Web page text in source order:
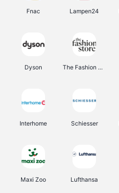
Fnac Lampen24
Dyson The Fashion Store
Interhome Schiesser
Maxi Zoo Lufthansa